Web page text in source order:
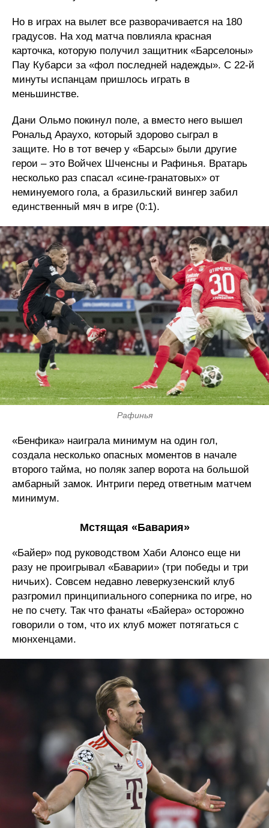
Но в играх на вылет все разворачивается на 180
градусов. На ход матча повлияла красная
карточка, которую получил защитник «Барселоны»
Пау Кубарси за «фол последней надежды». С 22-й
минуты испанцам пришлось играть в
меньшинстве.
Дани Ольмо покинул поле, а вместо него вышел
Рональд Араухо, который здорово сыграл в
защите. Но в тот вечер у «Барсы» были другие
герои – это Войчех Шченсны и Рафинья. Вратарь
несколько раз спасал «сине-гранатовых» от
неминуемого гола, а бразильский вингер забил
единственный мяч в игре (0:1).
Рафинья
«Бенфика» наиграла минимум на один гол,
создала несколько опасных моментов в начале
второго тайма, но поляк запер ворота на большой
амбарный замок. Интриги перед ответным матчем
минимум.
Мстящая «Бавария»
«Байер» под руководством Хаби Алонсо еще ни
разу не проигрывал «Баварии» (три победы и три
ничьих). Совсем недавно леверкузенский клуб
разгромил принципиального соперника по игре, но
не по счету. Так что фанаты «Байера» осторожно
говорили о том, что их клуб может потягаться с
мюнхенцами.